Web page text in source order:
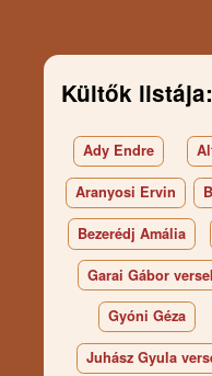
Kültők listája:
Ady Endre
Aranyosi Ervin
Bezerédj Amália
Garai Gábor
Gyóni Géza
Juhász Gyula